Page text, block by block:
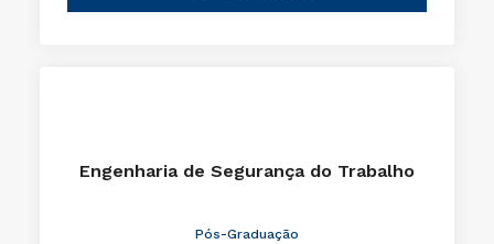
Engenharia de Segurança do Trabalho
Pós-Graduação